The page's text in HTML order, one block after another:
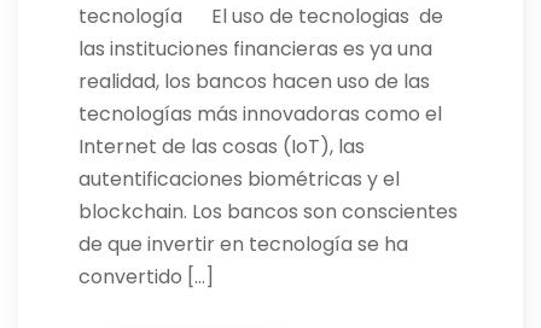
tecnología El uso de tecnologias de
las instituciones financieras es ya una
realidad, los bancos hacen uso de las
tecnologías más innovadoras como el
Internet de las cosas (IoT), las
autentificaciones biométricas y el
blockchain. Los bancos son conscientes
de que invertir en tecnología se ha
convertido […]